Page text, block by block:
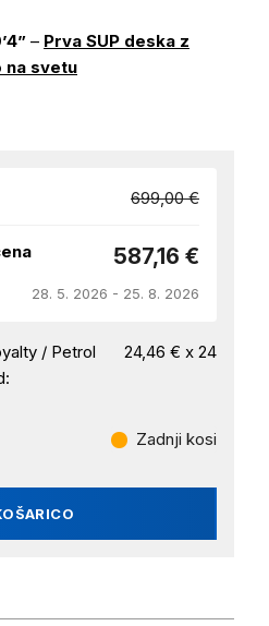
– Prva SUP deska z
na svetu
699,00 €
587,16 €
28. 5. 2026 - 25. 8. 2026
/ Petrol
24,46 € x 24
Zadnji kosi